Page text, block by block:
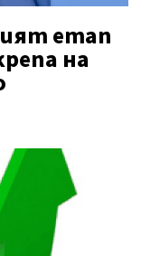
етап
на